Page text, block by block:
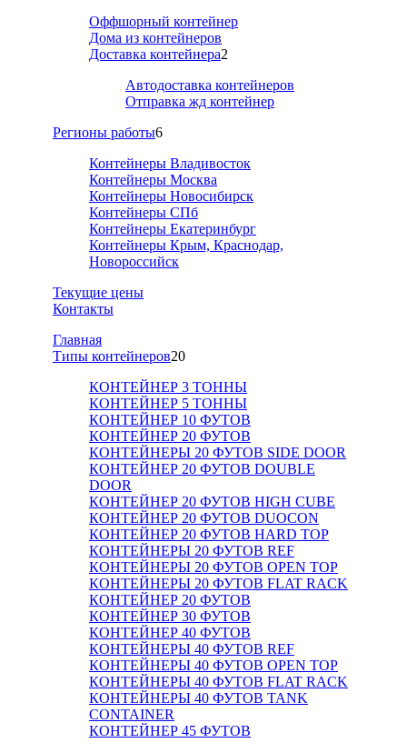
Оффшорный контейнер
Дома из контейнеров
Доставка контейнера2
Автодоставка контейнеров
Отправка жд контейнер
Регионы работы6
Контейнеры Владивосток
Контейнеры Москва
Контейнеры Новосибирск
Контейнеры СПб
Контейнеры Екатеринбург
Контейнеры Крым, Краснодар,
Новороссийск
Текущие цены
Контакты
Главная
Tипы контейнеров20
КОНТЕЙНЕР 3 ТОННЫ
КОНТЕЙНЕР 5 ТОННЫ
КОНТЕЙНЕР 10 ФУТОВ
КОНТЕЙНЕР 20 ФУТОВ
КОНТЕЙНЕРЫ 20 ФУТОВ SIDE DOOR
КОНТЕЙНЕР 20 ФУТОВ DOUBLE
DOOR
КОНТЕЙНЕР 20 ФУТОВ HIGH CUBE
КОНТЕЙНЕР 20 ФУТОВ DUOCON
КОНТЕЙНЕР 20 ФУТОВ HARD TOP
КОНТЕЙНЕРЫ 20 ФУТОВ REF
КОНТЕЙНЕРЫ 20 ФУТОВ OPEN TOP
КОНТЕЙНЕРЫ 20 ФУТОВ FLAT RACK
КОНТЕЙНЕР 20 ФУТОВ
КОНТЕЙНЕР 30 ФУТОВ
КОНТЕЙНЕР 40 ФУТОВ
КОНТЕЙНЕРЫ 40 ФУТОВ REF
КОНТЕЙНЕРЫ 40 ФУТОВ OPEN TOP
КОНТЕЙНЕРЫ 40 ФУТОВ FLAT RACK
КОНТЕЙНЕРЫ 40 ФУТОВ TANK
CONTAINER
КОНТЕЙНЕР 45 ФУТОВ